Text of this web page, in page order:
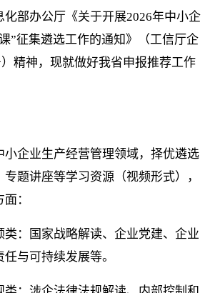
部办公厅《关于开展2026年中小企
”征集遴选工作的通知》（工信厅企
精神，现就做好我省申报推荐工作
企业生产经营管理领域，择优遴选
题讲座等学习资源（视频形式），
：
：国家战略解读、企业党建、企业
与可持续发展等。